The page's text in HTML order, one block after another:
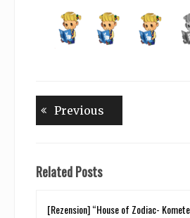
Beitragsnavigation
Previous
Related Posts
[Rezension] “House of Zodiac-